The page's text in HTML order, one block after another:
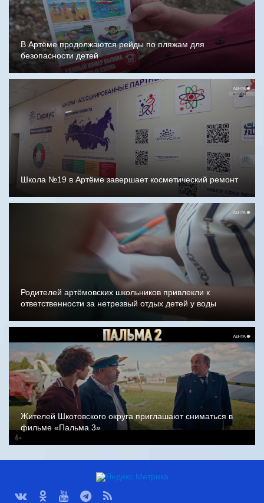
В Артёме продолжаются рейды по пляжам для
безопасности детей
Школа №19 в Артёме завершает косметический ремонт
Родителей артёмовских школьников привлекли к
ответственности за нетрезвый отдых детей у воды
Жителей Шкотовского округа приглашают сниматься в
фильме «Пальма 3»